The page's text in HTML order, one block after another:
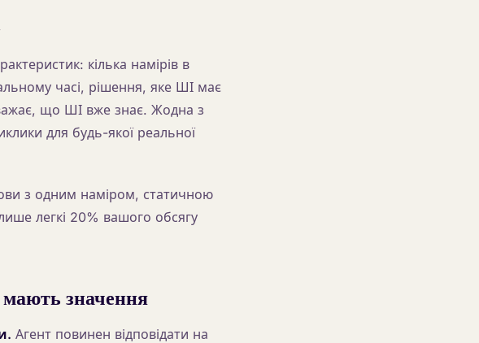
кілька намірів в
часі, рішення, яке ШІ має
що ШІ вже знає. Жодна з
для будь-якої реальної
з одним наміром, статичною
легкі 20% вашого обсягу
значення
Агент повинен відповідати на